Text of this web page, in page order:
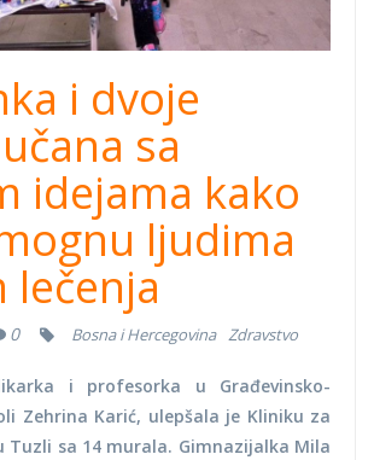
i dvoje
sa
idejama kako
ljudima
lečenja
0 Bosna i Hercegovina Zdravstvo
i profesorka u Građevinsko-
Zehrina Karić, ulepšala je Kliniku za
Tuzli sa 14 murala. Gimnazijalka Mila